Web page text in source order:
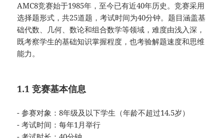
AMC8竞赛始于1985年，至今已有近40年历史。竞赛采用
选择题形式，共25道题，考试时间为40分钟。题目涵盖基
础代数、几何、数论和组合数学等领域，难度由浅入深，
既考察学生的基础知识掌握程度，也考验解题速度和思维
能力。
1.1 竞赛基本信息
- 参赛对象：8年级及以下学生（年龄不超过14.5岁）
- 考试时间：每年1月举行